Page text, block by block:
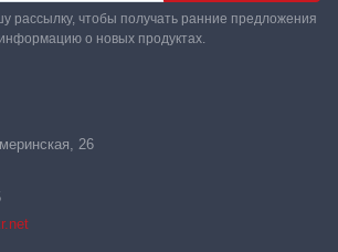
рассылку, чтобы получать ранние предложения
о новых продуктах.
26